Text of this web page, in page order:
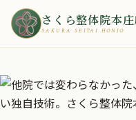
さくら整体院本庄
SAKURA SEITAI HONJO